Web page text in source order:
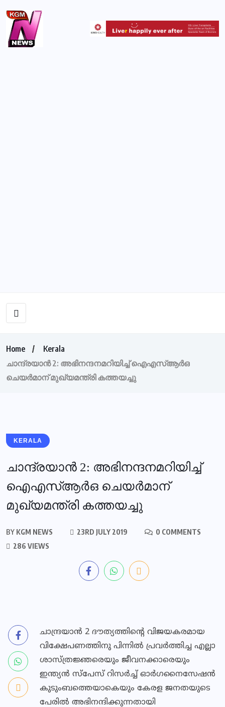
Home
Kerala
ചാന്ദ്രയാൻ 2: അഭിനന്ദനമറിയിച്ച് ഐഎസ്ആര്‍ഒ
ചെയര്‍മാന് മുഖ്യമന്ത്രി കത്തയച്ചു
KERALA
ചാന്ദ്രയാൻ 2: അഭിനന്ദനമറിയിച്ച്
ഐഎസ്ആര്‍ഒ ചെയര്‍മാന്
മുഖ്യമന്ത്രി കത്തയച്ചു
BY KGM NEWS 23RD JULY 2019
0 COMMENTS
286 VIEWS
ചാന്ദ്രയാൻ 2 ദൗത്യത്തിന്റെ വിജയകരമായ
വിക്ഷേപണത്തിനു പിന്നിൽ പ്രവർത്തിച്ച എല്ലാ
ശാസ്ത്രജ്ഞരെയും ജീവനക്കാരെയും
ഇന്ത്യൻ സ്‌പേസ് റിസർച്ച് ഓർഗനൈസേഷൻ
കുടുംബത്തെയാകെയും കേരള ജനതയുടെ
പേരിൽ അഭിനന്ദിക്കുന്നതായി